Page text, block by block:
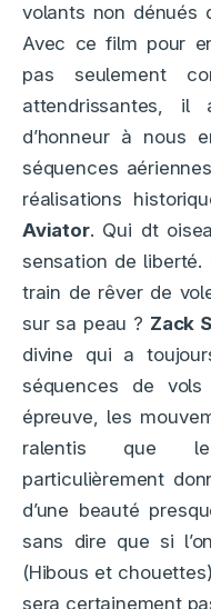
volants non dénués
Avec ce film pour
pas seulement
attendrissantes,
d’honneur à nous
séquences
réalisations
Aviator. Qui dt
sensation de liberté.
train de rêver de
sur sa peau ? Zack
divine qui a
séquences de
épreuve, les
ralentis que le
particulièrement
d’une beauté
sans dire que si
(Hibous et
sera certainement